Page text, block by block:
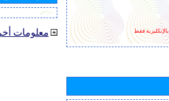
معلومات بالإنكليزية فقط